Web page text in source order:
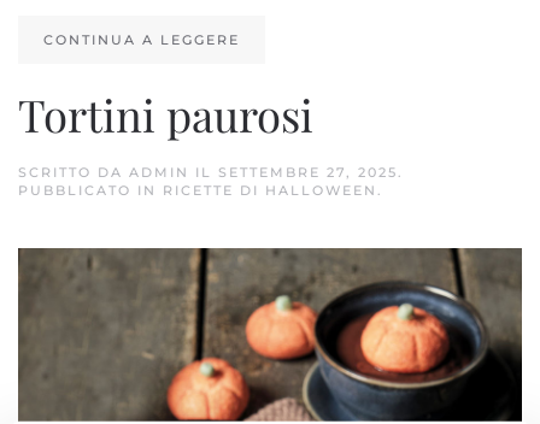
CONTINUA A LEGGERE
Tortini paurosi
SCRITTO DA ADMIN IL SETTEMBRE 27, 2025.
PUBBLICATO IN RICETTE DI HALLOWEEN .